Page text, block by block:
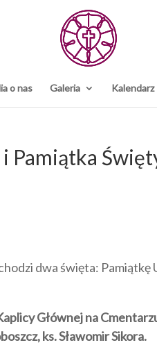
o nas Galeria Kalendarz
Pamiątka
dwa święta: Pamiątkę
Głównej na
ks. Sławomir Sikora.